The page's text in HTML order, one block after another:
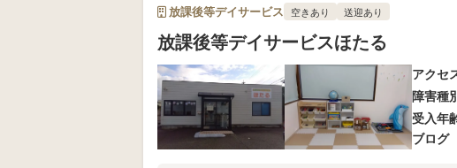
放課後等デイサービス 空きあり 送迎あり
放課後等デイサービスほたる
アクセ
障害種
受入年
ブログ